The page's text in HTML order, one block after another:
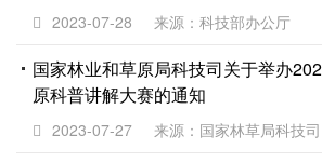
2023-07-28 来源：科技部办公厅
国家林业和草原局科技司关于举办
原科普讲解大赛的通知
2023-07-27 来源：国家林草局科技司